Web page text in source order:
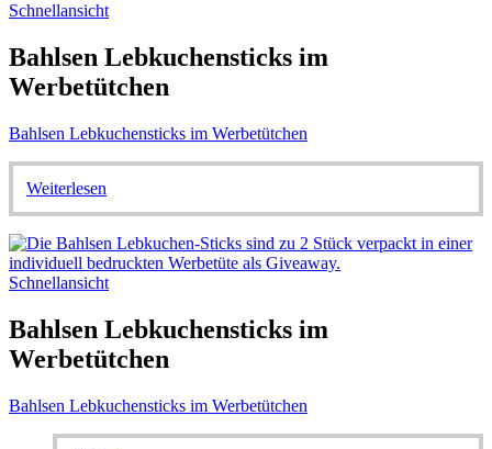
Schnellansicht
Bahlsen Lebkuchensticks im
Werbetütchen
Bahlsen Lebkuchensticks im Werbetütchen
Weiterlesen
Schnellansicht
Bahlsen Lebkuchensticks im
Werbetütchen
Bahlsen Lebkuchensticks im Werbetütchen